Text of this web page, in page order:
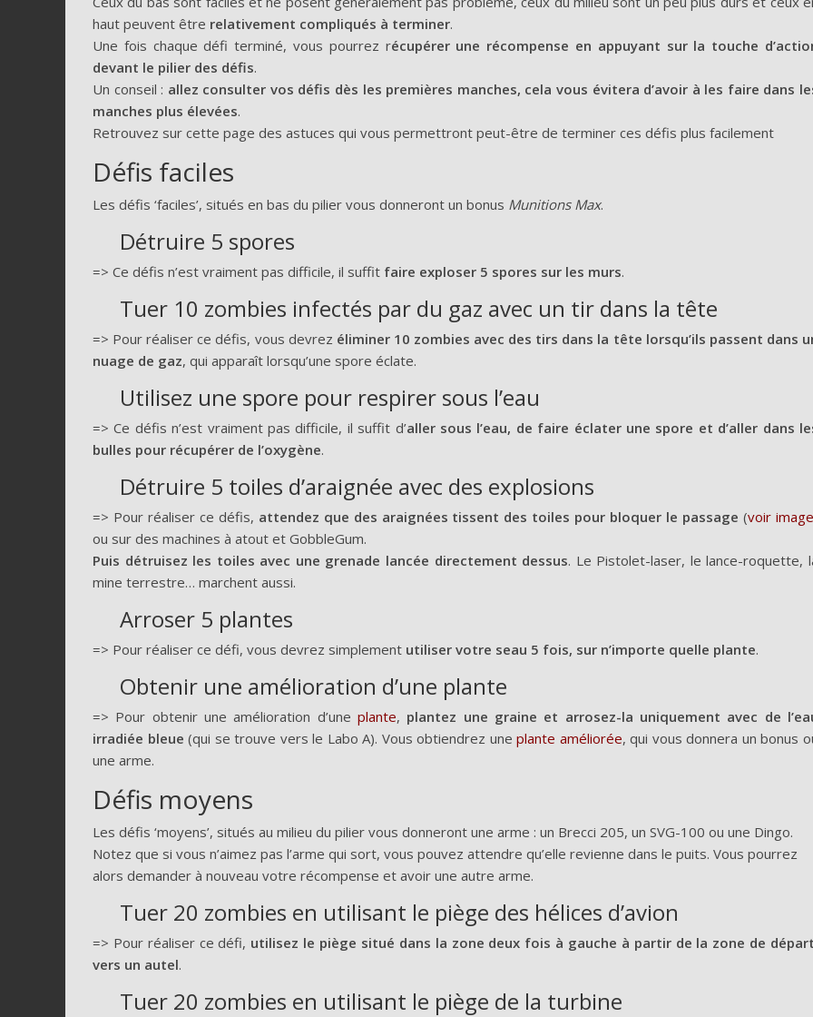
haut peuvent être relativement compliqués à terminer.
Une fois chaque défi terminé, vous pourrez récupérer une récompense en appuyant sur la touche
devant le pilier des défis.
Un conseil : allez consulter vos défis dès les premières manches, cela vous évitera d’avoir à les faire dans
manches plus élevées.
Retrouvez sur cette page des astuces qui vous permettront peut-être de terminer ces défis plus facilement
Défis faciles
Les défis ‘faciles’, situés en bas du pilier vous donneront un bonus Munitions Max.
Détruire 5 spores
=> Ce défis n’est vraiment pas difficile, il suffit faire exploser 5 spores sur les murs.
Tuer 10 zombies infectés par du gaz avec un tir dans la tête
=> Pour réaliser ce défis, vous devrez éliminer 10 zombies avec des tirs dans la tête lorsqu’ils passent dans
nuage de gaz, qui apparaît lorsqu’une spore éclate.
Utilisez une spore pour respirer sous l’eau
=> Ce défis n’est vraiment pas difficile, il suffit d’aller sous l’eau, de faire éclater une spore et d’aller dans
bulles pour récupérer de l’oxygène.
Détruire 5 toiles d’araignée avec des explosions
=> Pour réaliser ce défis, attendez que des araignées tissent des toiles pour bloquer le passage(voir image
ou sur des machines à atout et GobbleGum.
Puis détruisez les toiles avec une grenade lancée directement dessus. Le Pistolet-laser, le lance-roquette,
mine terrestre… marchent aussi.
Arroser 5 plantes
=> Pour réaliser ce défi, vous devrez simplement utiliser votre seau 5 fois, sur n’importe quelle plante.
Obtenir une amélioration d’une plante
=> Pour obtenir une amélioration d’une plante, plantez une graine et arrosez-la uniquement avec de
irradiée bleue (qui se trouve vers le Labo A). Vous obtiendrez uneplante améliorée, qui vous donnera un bonus
une arme.
Défis moyens
Les défis ‘moyens’, situés au milieu du pilier vous donneront une arme : un Brecci 205, un SVG-100 ou une Dingo.
Notez que si vous n’aimez pas l’arme qui sort, vous pouvez attendre qu’elle revienne dans le puits. Vous pourrez
alors demander à nouveau votre récompense et avoir une autre arme.
Tuer 20 zombies en utilisant le piège des hélices d’avion
=> Pour réaliser ce défi, utilisez le piège situé dans la zone deux fois à gauche à partir de la zone de
vers un autel.
Tuer 20 zombies en utilisant le piège de la turbine